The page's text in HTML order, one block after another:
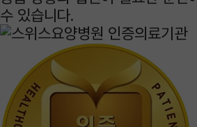
수 있습니다.